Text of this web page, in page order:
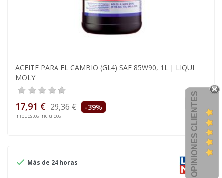
ACEITE PARA EL CAMBIO (GL4) SAE 85W90, 1L | LIQUI
MOLY
17,91 € 29,36 € -39%
Impuestos incluidos
 Más de 24 horas OPINIONES CLIENTES